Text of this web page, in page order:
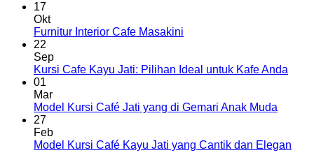
17
Okt
Furnitur Interior Cafe Masakini
22
Sep
Kursi Cafe Kayu Jati: Pilihan Ideal untuk Kafe Anda
01
Mar
Model Kursi Café Jati yang di Gemari Anak Muda
27
Feb
Model Kursi Café Kayu Jati yang Cantik dan Elegan